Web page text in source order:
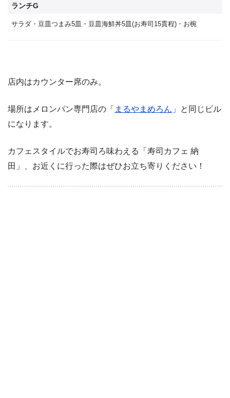
ランチG
サラダ・豆皿つまみ5皿・豆皿海鮮丼5皿(お寿司15貫程)・お椀
店内はカウンター席のみ。
場所はメロンパン専門店の「 まるやまめろん 」と同じビル
になります。
カフェスタイルでお寿司ろ味わえる「寿司カフェ 納
田」、お近くに行った際はぜひお立ち寄りください！